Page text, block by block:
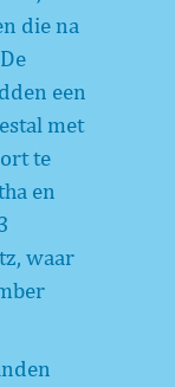
die na
een
met
te
en
waar